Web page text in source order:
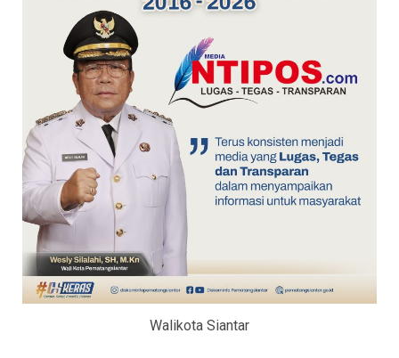
Walikota Siantar